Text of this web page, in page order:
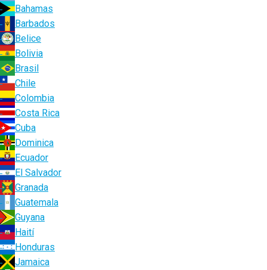
Bahamas
Barbados
Belice
Bolivia
Brasil
Chile
Colombia
Costa Rica
Cuba
Dominica
Ecuador
El Salvador
Granada
Guatemala
Guyana
Haití
Honduras
Jamaica